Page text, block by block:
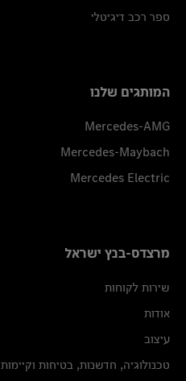
ספר רכב דיגיטלי
המותגים שלנו
Mercedes-AMG
Mercedes-Maybach
Mercedes Electric
מרצדס-בנץ ישראל
שירות לקוחות
אודות
עיצוב
טכנולוגיה, חדשנות, בטיחות וקיימות